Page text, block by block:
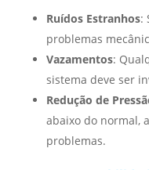
Ruídos Estranhos:
problemas
Vazamentos:
sistema deve ser
Redução de
abaixo do normal,
problemas.